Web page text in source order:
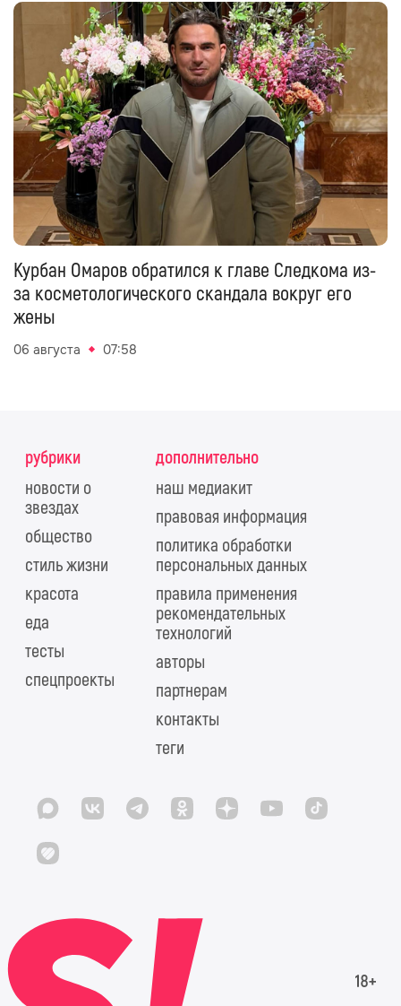
Курбан Омаров обратился к главе Следкома из-
за косметологического скандала вокруг его
жены
06 августа 07:58
рубрики
новости о
звездах
общество
стиль жизни
красота
еда
тесты
спецпроекты
дополнительно
наш медиакит
правовая информация
политика обработки
персональных данных
правила применения
рекомендательных
технологий
авторы
партнерам
контакты
теги